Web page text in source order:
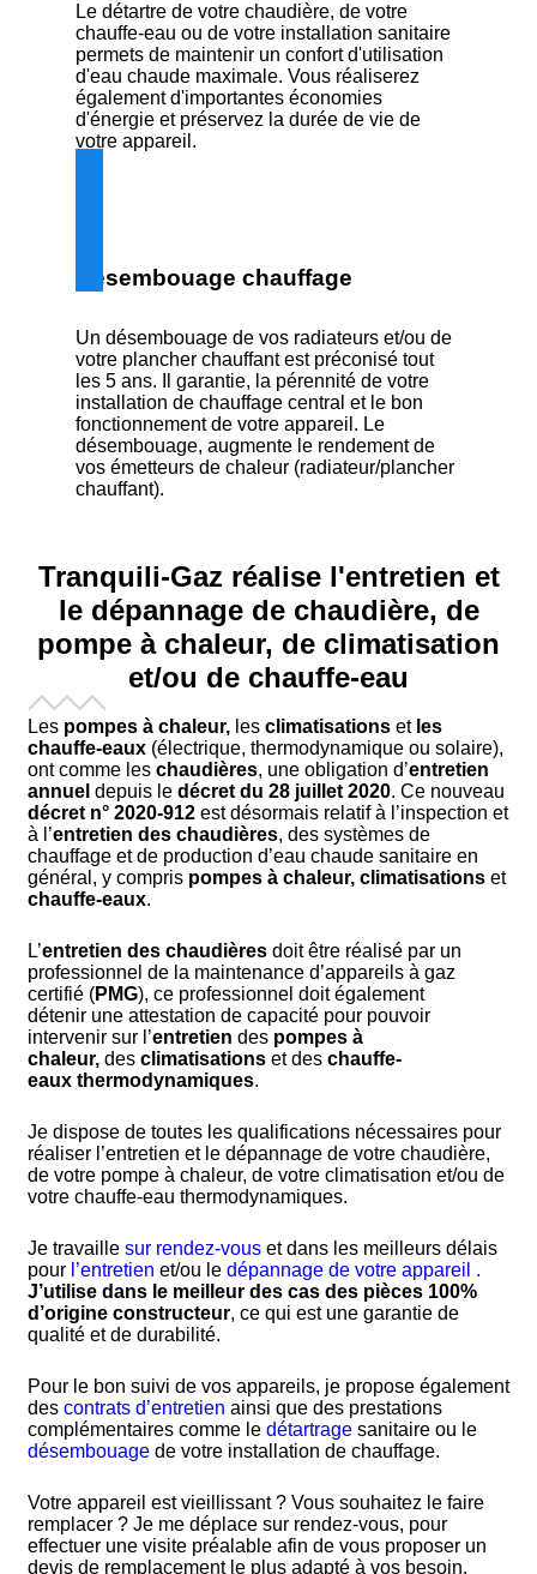
Le détartre de votre chaudière, de votre
chauffe-eau ou de votre installation sanitaire
permets de maintenir un confort d'utilisation
d'eau chaude maximale. Vous réaliserez
également d'importantes économies
d'énergie et préservez la durée de vie de
votre appareil.
Désembouage chauffage
Un désembouage de vos radiateurs et/ou de
votre plancher chauffant est préconisé tout
les 5 ans. Il garantie, la pérennité de votre
installation de chauffage central et le bon
fonctionnement de votre appareil. Le
désembouage, augmente le rendement de
vos émetteurs de chaleur (radiateur/plancher
chauffant).
Tranquili-Gaz réalise l'entretien et
le dépannage de chaudière, de
pompe à chaleur, de climatisation
et/ou de chauffe-eau
Les pompes à chaleur, les climatisations etles
chauffe-eaux (électrique, thermodynamique ou solaire),
ont comme les chaudières, une obligation d’entretien
annuel depuis le décret du 28 juillet 2020. Ce nouveau
décret n° 2020-912 est désormais relatif à l’inspection et
à l’entretien des chaudières, des systèmes de
chauffage et de production d’eau chaude sanitaire en
général, y compris pompes à chaleur, climatisations et
chauffe-eaux.
L’entretien des chaudières doit être réalisé par un
professionnel de la maintenance d’appareils à gaz
certifié (PMG), ce professionnel doit également
détenir une attestation de capacité pour pouvoir
intervenir sur l’entretien des pompes à
chaleur, des climatisations et des chauffe-
eaux thermodynamiques.
Je dispose de toutes les qualifications nécessaires pour
réaliser l’entretien et le dépannage de votre chaudière,
de votre pompe à chaleur, de votre climatisation et/ou de
votre chauffe-eau thermodynamiques.
Je travaille sur rendez-vous et dans les meilleurs délais
pour l’entretien et/ou le dépannage de votre appareil .
J’utilise dans le meilleur des cas des pièces 100%
d’origine constructeur, ce qui est une garantie de
qualité et de durabilité.
Pour le bon suivi de vos appareils, je propose également
des contrats d’entretien ainsi que des prestations
complémentaires comme le détartrage sanitaire ou le
désembouage de votre installation de chauffage.
Votre appareil est vieillissant ? Vous souhaitez le faire
remplacer ? Je me déplace sur rendez-vous, pour
effectuer une visite préalable afin de vous proposer un
devis de remplacement le plus adapté à vos besoin.